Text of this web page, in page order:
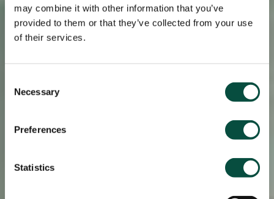
may combine it with other information that you’ve
provided to them or that they’ve collected from your use
of their services.
Selection
Necessary
Preferences
Statistics